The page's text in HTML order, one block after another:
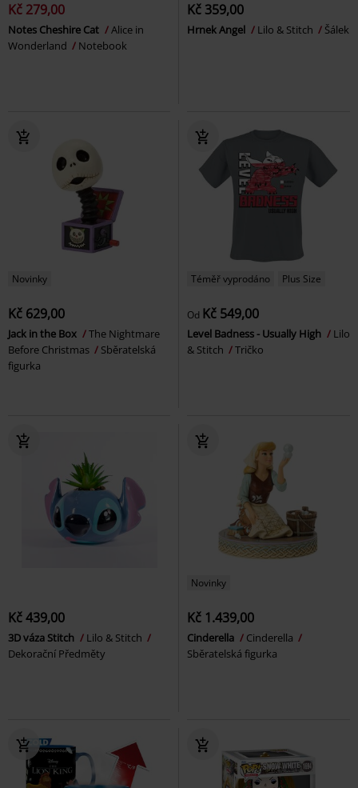
Kč 279,00
Notes Cheshire Cat
Alice in
Wonderland
Notebook
Kč 359,00
Hrnek Angel Lilo & Stitch Šálek
Novinky
Kč 629,00
Jack in the Box
The Nightmare
Before Christmas
Sběratelská
figurka
Téměř vyprodáno Plus Size
Od Kč 549,00
Level Badness - Usually High
Lilo
& Stitch
Tričko
Kč 439,00
3D váza Stitch
Lilo & Stitch
Dekorační Předměty
Novinky
Kč 1.439,00
Cinderella
Cinderella
Sběratelská figurka